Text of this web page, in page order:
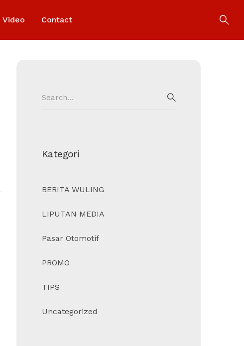
Video Contact
for:
Kategori
BERITA WULING
LIPUTAN MEDIA
Pasar Otomotif
PROMO
TIPS
Uncategorized